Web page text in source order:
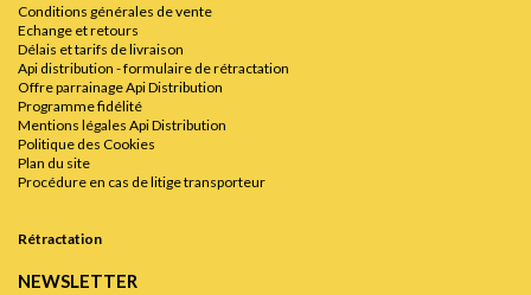
Conditions générales de vente
Echange et retours
Délais et tarifs de livraison
Api distribution - formulaire de rétractation
Offre parrainage Api Distribution
Programme fidélité
Mentions légales Api Distribution
Politique des Cookies
Plan du site
Procédure en cas de litige transporteur
Rétractation
NEWSLETTER